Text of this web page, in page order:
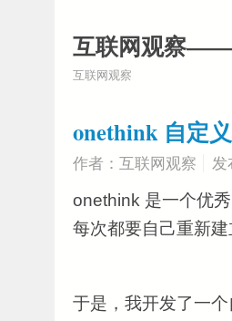
互联网观察——
互联网观察
onethink 自定
作者：互联网观察 发
onethink 是一个优
每次都要自己重新建
于是，我开发了一